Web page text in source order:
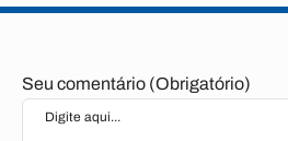
Seu comentário (Obrigatório)